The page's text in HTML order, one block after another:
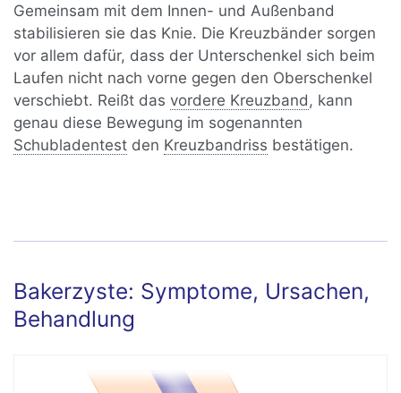
Gemeinsam mit dem Innen- und Außenband
stabilisieren sie das Knie. Die Kreuzbänder sorgen
vor allem dafür, dass der Unterschenkel sich beim
Laufen nicht nach vorne gegen den Oberschenkel
verschiebt. Reißt dasvordere Kreuzband , kann
genau diese Bewegung im sogenannten
Schubladentest den Kreuzbandriss bestätigen.
Bakerzyste: Symptome, Ursachen,
Behandlung